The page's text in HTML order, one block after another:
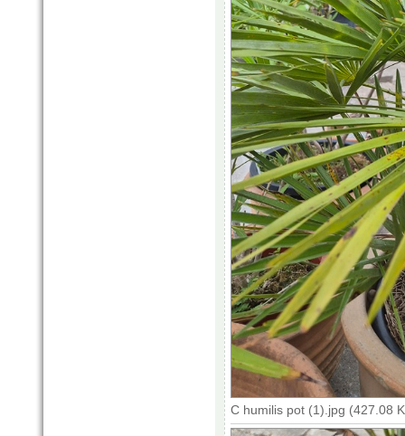
C humilis pot (1).jpg (427.08